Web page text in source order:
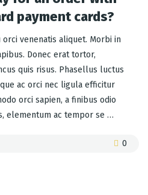
payment cards?
venenatis aliquet. Morbi in
Donec erat tortor,
quis risus. Phasellus luctus
ac orci nec ligula efficitur
orci sapien, a finibus odio
elementum ac tempor se …
0